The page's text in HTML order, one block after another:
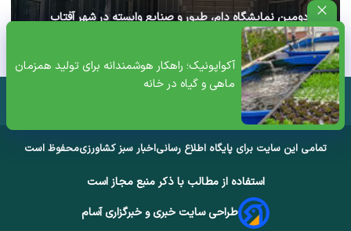
آکواپونیک؛ راهکار هوشمندانه برای تولید همزمان
ماهی و گیاه در خانه
آغاز دومین نمایشگاه دام، طیور و صنایع وابسته در شهر آفتاب
تهران+ ویدئو
تمامی این سایت برای پایگاه اطلاع رسانیاخبار سبز کشاورزیمحفوظ است
استفاده از مطالب با ذکر منبع مجاز است
طراحی سایت خبری و خبرگزاری آسام